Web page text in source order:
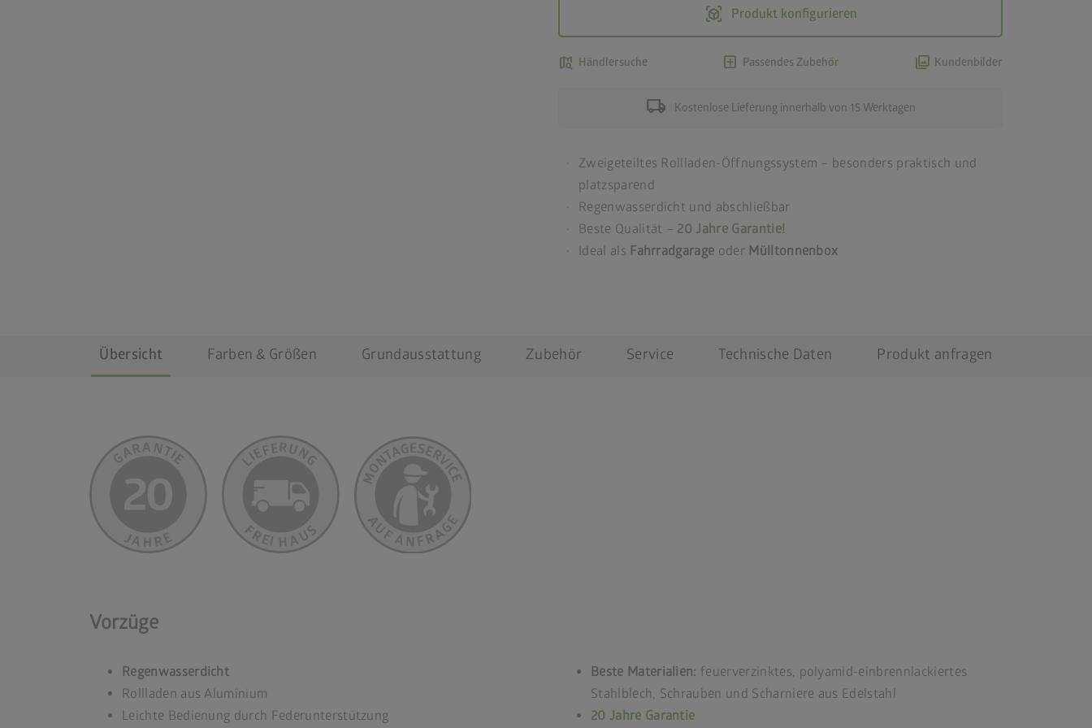
view_in_ar Produkt konfigurieren
map_search Händlersuche add_box Passendes Zubehör photo_library Kundenbilder
local_shipping Kostenlose Lieferung innerhalb von 15 Werktagen
Zweigeteiltes Rollladen-Öffnungssystem – besonders praktisch und
platzsparend
Regenwasserdicht und abschließbar
Beste Qualität – 20 Jahre Garantie!
Ideal als Fahrradgarage oder Mülltonnenbox
Übersicht Farben & Größen Grundausstattung Zubehör Service Technische Daten Produkt anfragen
Vorzüge
Regenwasserdicht
Rollladen aus Aluminium
Leichte Bedienung durch Federunterstützung
Beste Materialien: feuerverzinktes, polyamid-einbrennlackiertes
Stahlblech, Schrauben und Scharniere aus Edelstahl
20 Jahre Garantie